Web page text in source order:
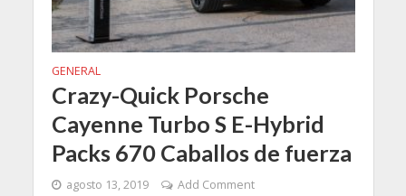
GENERAL
Crazy-Quick Porsche
Cayenne Turbo S E-Hybrid
Packs 670 Caballos de fuerza
agosto 13, 2019 Add Comment